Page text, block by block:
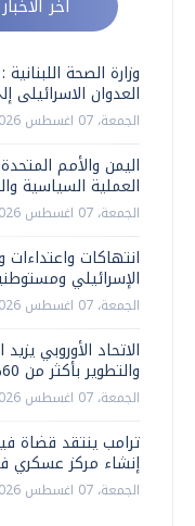
أخر الأخبار
وزارة الصحة
العدوان الاسرائيلى إلى 4335
الجمعة، 07 اغسطس 2026 11:10 م
اليمن والأمم
العملية السياسية
الجمعة، 07 اغسطس 2026 10:57 م
انتهاكات واعتداءات
الإسرائيلي
الجمعة، 07 اغسطس 2026 10:19 م
الاتحاد الأوروبي
والتطوير بأكثر من 60% خلال 10 سنوات
الجمعة، 07 اغسطس 2026 09:42 م
ترامب ينتقد قضاة
إنشاء مركز عسكري
الجمعة، 07 اغسطس 2026 09:39 م